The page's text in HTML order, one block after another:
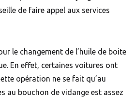
de faire appel aux services
le changement de l’huile de boite
En effet, certaines voitures ont
opération ne se fait qu’au
au bouchon de vidange est assez